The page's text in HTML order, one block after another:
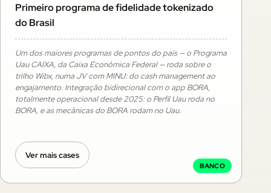
Primeiro programa de fidelidade tokenizado
do Brasil
Um dos maiores programas de pontos do país — o Programa
Uau CAIXA, da Caixa Econômica Federal — roda sobre o
trilho Wibx, numa JV com MINU: do cash management ao
engajamento. Integração bidirecional com o app BORA,
totalmente operacional desde 2025: o Perfil Uau roda no
BORA, e as mecânicas do BORA rodam no Uau.
Ver mais cases
BANCO